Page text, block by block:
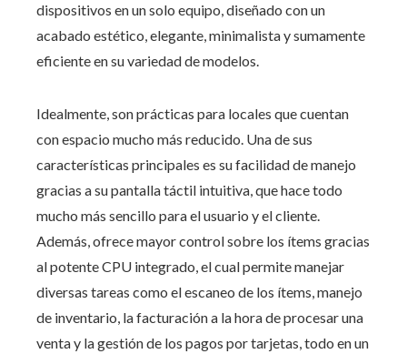
dispositivos en un solo equipo, diseñado con un
acabado estético, elegante, minimalista y sumamente
eficiente en su variedad de modelos.
Idealmente, son prácticas para locales que cuentan
con espacio mucho más reducido. Una de sus
características principales es su facilidad de manejo
gracias a su pantalla táctil intuitiva, que hace todo
mucho más sencillo para el usuario y el cliente.
Además, ofrece mayor control sobre los ítems gracias
al potente CPU integrado, el cual permite manejar
diversas tareas como el escaneo de los ítems, manejo
de inventario, la facturación a la hora de procesar una
venta y la gestión de los pagos por tarjetas, todo en un